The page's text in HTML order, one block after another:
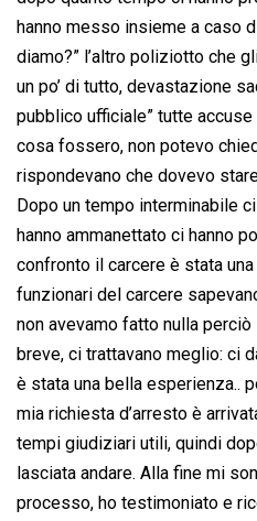
hanno messo insieme a caso
diamo?” l’altro poliziotto che
un po’ di tutto, devastazione
pubblico ufficiale” tutte
cosa fossero, non potevo
rispondevano che dovevo
Dopo un tempo interminabile
hanno ammanettato ci hanno
confronto il carcere è stata
funzionari del carcere
non avevamo fatto nulla
breve, ci trattavano meglio: ci
è stata una bella esperienza..
mia richiesta d’arresto è
tempi giudiziari utili, quindi
lasciata andare. Alla fine mi
processo, ho testimoniato e